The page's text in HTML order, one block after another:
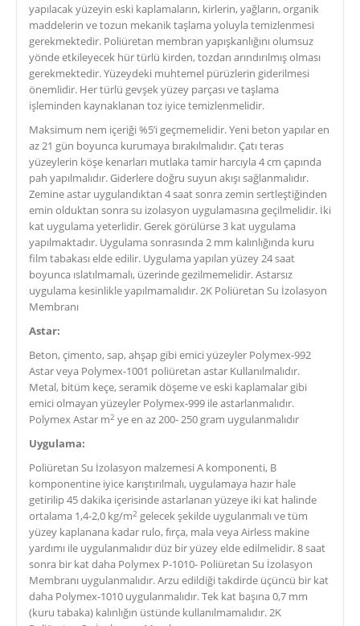
yapılacak yüzeyin eski kaplamaların, kirlerin, yağların, organik
maddelerin ve tozun mekanik taşlama yoluyla temizlenmesi
gerekmektedir. Poliüretan membran yapışkanlığını olumsuz
yönde etkileyecek hür türlü kirden, tozdan arındırılmış olması
gerekmektedir. Yüzeydeki muhtemel pürüzlerin giderilmesi
önemlidir. Her türlü gevşek yüzey parçası ve taşlama
işleminden kaynaklanan toz iyice temizlenmelidir.
Maksimum nem içeriği %5’i geçmemelidir. Yeni beton yapılar en
az 21 gün boyunca kurumaya bırakılmalıdır. Çatı teras
yüzeylerin köşe kenarları mutlaka tamir harcıyla 4 cm çapında
pah yapılmalıdır. Giderlere doğru suyun akışı sağlanmalıdır.
Zemine astar uygulandıktan 4 saat sonra zemin sertleştiğinden
emin olduktan sonra su izolasyon uygulamasına geçilmelidir. İki
kat uygulama yeterlidir. Gerek görülürse 3 kat uygulama
yapılmaktadır. Uygulama sonrasında 2 mm kalınlığında kuru
film tabakası elde edilir. Uygulama yapılan yüzey 24 saat
boyunca ıslatılmamalı, üzerinde gezilmemelidir. Astarsız
uygulama kesinlikle yapılmamalıdır. 2K Poliüretan Su İzolasyon
Membranı
Astar:
Beton, çimento, sap, ahşap gibi emici yüzeyler Polymex-992
Astar veya Polymex-1001 poliüretan astar Kullanılmalıdır.
Metal, bitüm keçe, seramik döşeme ve eski kaplamalar gibi
emici olmayan yüzeyler Polymex-999 ile astarlanmalıdır.
Polymex Astar m2 ye en az 200- 250 gram uygulanmalıdır
Uygulama:
Poliüretan Su İzolasyon malzemesi A komponenti, B
komponentine iyice karıştırılmalı, uygulamaya hazır hale
getirilip 45 dakika içerisinde astarlanan yüzeye iki kat halinde
ortalama 1,4-2,0 kg/m2 gelecek şekilde uygulanmalı ve tüm
yüzey kaplanana kadar rulo, fırça, mala veya Airless makine
yardımı ile uygulanmalıdır düz bir yüzey elde edilmelidir. 8 saat
sonra bir kat daha Polymex P-1010- Poliüretan Su İzolasyon
Membranı uygulanmalıdır. Arzu edildiği takdirde üçüncü bir kat
daha Polymex-1010 uygulanmalıdır. Tek kat başına 0,7 mm
(kuru tabaka) kalınlığın üstünde kullanılmamalıdır. 2K